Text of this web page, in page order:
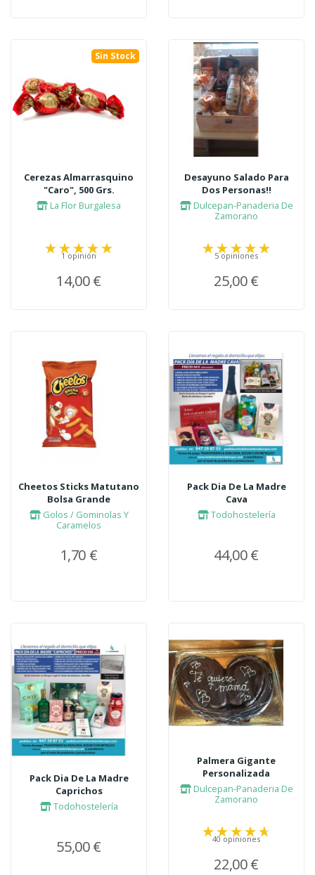
Sin Stock
Cerezas Almarrasquino
"Caro", 500 Grs.
La Flor Burgalesa
1 opinión
14,00 €
Desayuno Salado Para
Dos Personas!!
Dulcepan-Panaderia De
Zamorano
5 opiniones
25,00 €
Cheetos Sticks Matutano
Bolsa Grande
Golos / Gominolas Y
Caramelos
1,70 €
Pack Dia De La Madre
Cava
Todohostelería
44,00 €
Pack Dia De La Madre
Caprichos
Todohostelería
55,00 €
Palmera Gigante
Personalizada
Dulcepan-Panaderia De
Zamorano
40 opiniones
22,00 €